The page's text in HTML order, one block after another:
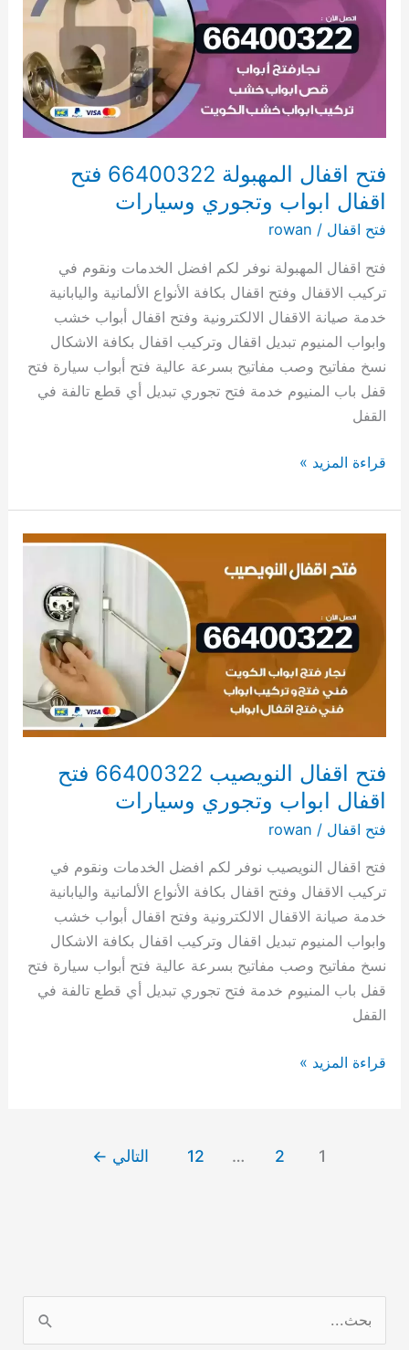
فتح اقفال المهبولة 66400322 فتح
اقفال ابواب وتجوري وسيارات
فتح اقفال /
rowan
فتح اقفال المهبولة نوفر لكم افضل الخدمات ونقوم في
تركيب الاقفال وفتح اقفال بكافة الأنواع الألمانية واليابانية
خدمة صيانة الاقفال الالكترونية وفتح اقفال أبواب خشب
وابواب المنيوم تبديل اقفال وتركيب اقفال بكافة الاشكال
نسخ مفاتيح وصب مفاتيح بسرعة عالية فتح أبواب سيارة فتح
قفل باب المنيوم خدمة فتح تجوري تبديل أي قطع تالفة في
القفل
66400322
ابواب
وتجوري
وسيارات
قراءة المزيد »
فتح اقفال النويصيب 66400322 فتح
اقفال ابواب وتجوري وسيارات
فتح اقفال /
rowan
فتح اقفال النويصيب نوفر لكم افضل الخدمات ونقوم في
تركيب الاقفال وفتح اقفال بكافة الأنواع الألمانية واليابانية
خدمة صيانة الاقفال الالكترونية وفتح اقفال أبواب خشب
وابواب المنيوم تبديل اقفال وتركيب اقفال بكافة الاشكال
نسخ مفاتيح وصب مفاتيح بسرعة عالية فتح أبواب سيارة فتح
قفل باب المنيوم خدمة فتح تجوري تبديل أي قطع تالفة في
القفل
اقفال
النويصيب
66400322
ابواب
وتجوري
وسيارات
قراءة المزيد »
1
2
…
12 التالي ←